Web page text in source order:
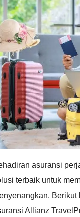
asuransi
terbaik untuk
Allianz